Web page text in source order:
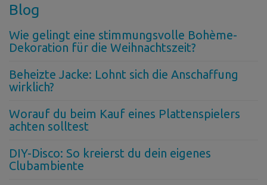
Blog
Wie gelingt eine stimmungsvolle Bohème-
Dekoration für die Weihnachtszeit?
Beheizte Jacke: Lohnt sich die Anschaffung
wirklich?
Worauf du beim Kauf eines Plattenspielers
achten solltest
DIY-Disco: So kreierst du dein eigenes
Clubambiente